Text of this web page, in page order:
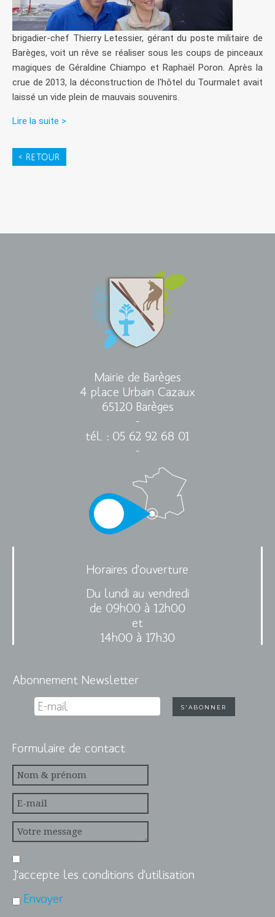
brigadier-chef Thierry Letessier, gérant du poste militaire de
Barèges, voit un rêve se réaliser sous les coups de pinceaux
magiques de Géraldine Chiampo et Raphaël Poron. Après la
crue de 2013, la déconstruction de l'hôtel du Tourmalet avait
laissé un vide plein de mauvais souvenirs.
Lire la suite >
< RETOUR
Mairie de Barèges
4 place Urbain Cazaux
65120 Barèges
-
tél. : 05 62 92 68 01
-
Horaires d'ouverture
Du lundi au vendredi
de 09h00 à 12h00
et
14h00 à 17h30
Abonnement Newsletter
Formulaire de contact
J'accepte les conditions d'utilisation
Envoyer